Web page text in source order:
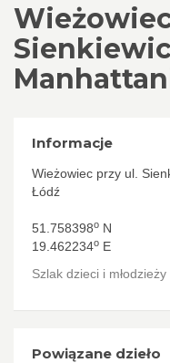
Informacje
Wieżowiec przy ul.
Łódź
51.758398o N
19.462234o E
Szlak dzieci i młodzieży
Powiązane dzieło